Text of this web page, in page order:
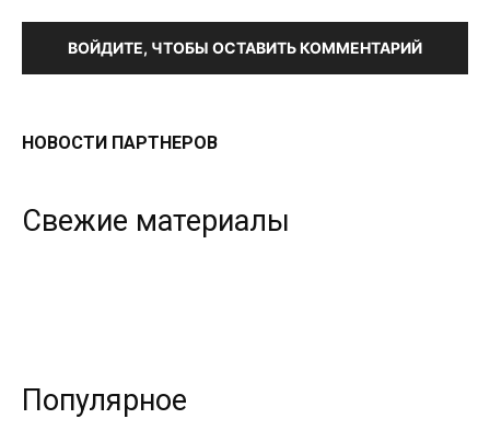
ВОЙДИТЕ, ЧТОБЫ ОСТАВИТЬ КОММЕНТАРИЙ
НОВОСТИ ПАРТНЕРОВ
Свежие материалы
Популярное